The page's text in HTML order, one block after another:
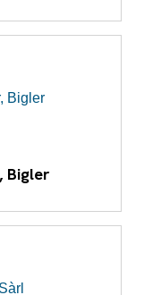
Bigler